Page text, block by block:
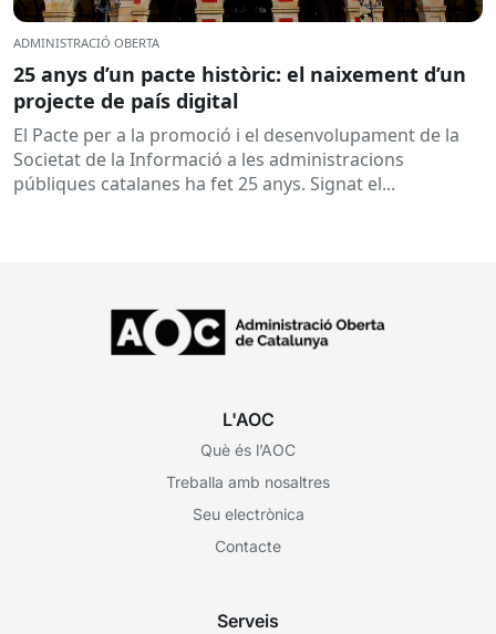
ADMINISTRACIÓ OBERTA
25 anys d’un pacte històric: el naixement d’un
projecte de país digital
El Pacte per a la promoció i el desenvolupament de la
Societat de la Informació a les administracions
públiques catalanes ha fet 25 anys. Signat el...
L'AOC
Què és l’AOC
Treballa amb nosaltres
Seu electrònica
Contacte
Serveis